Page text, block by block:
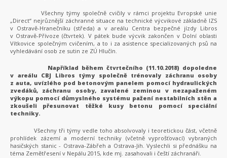
Všechny týmy společně cvičily v rámci projektu Evropské unie
„Direct“ nejrůznější záchranné situace na technické výcvikové základně IZS
v Ostravě-Hranečníku (středa) a v areálu Centra bezpečné jízdy Libros
v Ostravě-Přívoze (čtvrtek). V pátek bude výcvik zakončen v Dolní oblasti
Vítkovice společným cvičením, a to i za asistence specializovaných psů na
vyhledávání osob ze sutin ze ZÚ Hlučín.
Například během čtvrtečního (11.10.2018) dopoledne
v areálu CBJ Libros týmy společně trénovaly záchranu osoby
z auta, uvízlého pod betonovým panelem pomocí hydraulických
zvedáků, záchranu osoby, zavalené zeminou v nezapaženém
výkopu pomocí důmyslného systému pažení nestabilních stěn a
zkoušeli přesunovat těžké kusy betonu pomocí speciální
techniky.
Všechny tři týmy vedle toho absolvovaly i teoretickou část, včetně
prohlídek zázemí a moderní techniky (včetně vyprošťovací) vybraných
hasičských stanic - Ostrava-Zábřeh a Ostrava-Jih. Vyslechli si přednášku na
téma Zemětřesení v Nepálu 2015, kde mj. zasahovali i čeští záchranáři.